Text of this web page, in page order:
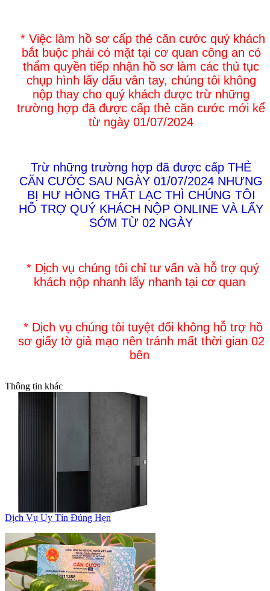
* Việc làm hồ sơ cấp thẻ căn cước quý khách
bắt buộc phải có mặt tại cơ quan công an có
thẩm quyền tiếp nhận hồ sơ làm các thủ tục
chụp hình lấy dấu vân tay, chúng tôi không
nộp thay cho quý khách được trừ những
trường hợp đã được cấp thẻ căn cước mới kể
từ ngày 01/07/2024
Trừ những trường hợp đã được cấp THẺ
CĂN CƯỚC SAU NGÀY 01/07/2024 NHƯNG
BỊ HƯ HỎNG THẤT LẠC THÌ CHÚNG TÔI
HỖ TRỢ QUÝ KHÁCH NỘP ONLINE VÀ LẤY
SỚM TỪ 02 NGÀY
* Dịch vụ chúng tôi chỉ tư vấn và hỗ trợ quý
khách nộp nhanh lấy nhanh tại cơ quan
* Dịch vụ chúng tôi tuyệt đối không hỗ trợ hồ
sơ giấy tờ giả mạo nên tránh mất thời gian 02
bên
Thông tin khác
Dịch Vụ Uy Tín Đúng Hẹn